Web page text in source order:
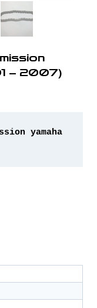
– 2007)
yamaha